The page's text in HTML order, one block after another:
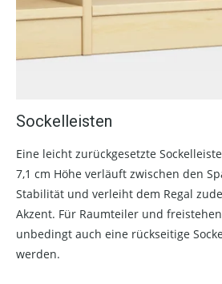
Sockelleisten
Eine leicht zurückgesetzte
7,1 cm Höhe verläuft zwischen den
Stabilität und verleiht dem Regal
Akzent. Für Raumteiler und
unbedingt auch eine rückseitige
werden.